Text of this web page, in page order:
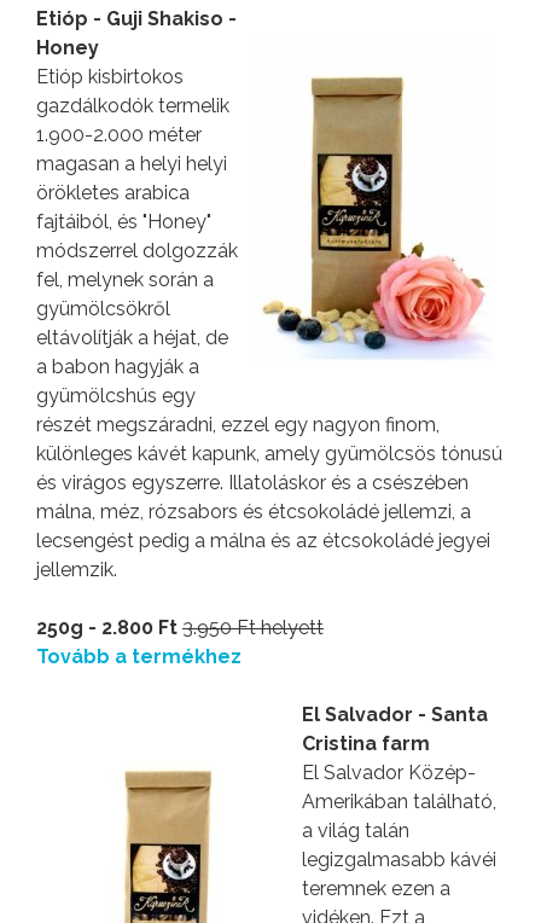
Etióp - Guji Shakiso -
Honey
Etióp kisbirtokos
gazdálkodók termelik
1.900-2.000 méter
magasan a helyi helyi
örökletes arabica
fajtáiból, és "Honey"
módszerrel dolgozzák
fel, melynek során a
gyümölcsökről
eltávolítják a héjat, de
a babon hagyják a
gyümölcshús egy
részét megszáradni, ezzel egy nagyon finom,
különleges kávét kapunk, amely gyümölcsös tónusú
és virágos egyszerre. Illatoláskor és a csészében
málna, méz, rózsabors és étcsokoládé jellemzi, a
lecsengést pedig a málna és az étcsokoládé jegyei
jellemzik.
250g - 2.800 Ft 3.950 Ft helyett
Tovább a termékhez
El Salvador - Santa
Cristina farm
El Salvador Közép-
Amerikában található,
a világ talán
legizgalmasabb kávéi
teremnek ezen a
vidéken. Ezt a